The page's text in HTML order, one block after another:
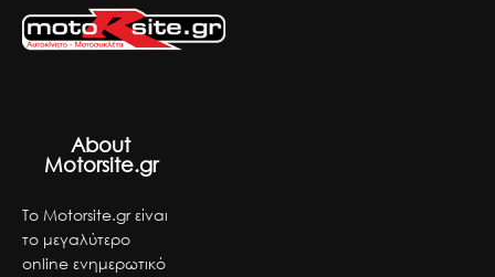
About
Motorsite.gr
Το Motorsite.gr είναι
το μεγαλύτερο
online ενημερωτικό